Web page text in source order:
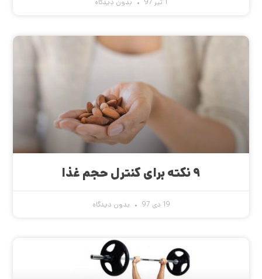
۹ نکته برای کنترل حجم غذا
19 دی 97 بدون دیدگاه